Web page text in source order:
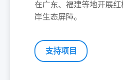
在广东、福建等地开展
岸生态屏障。
支持项目